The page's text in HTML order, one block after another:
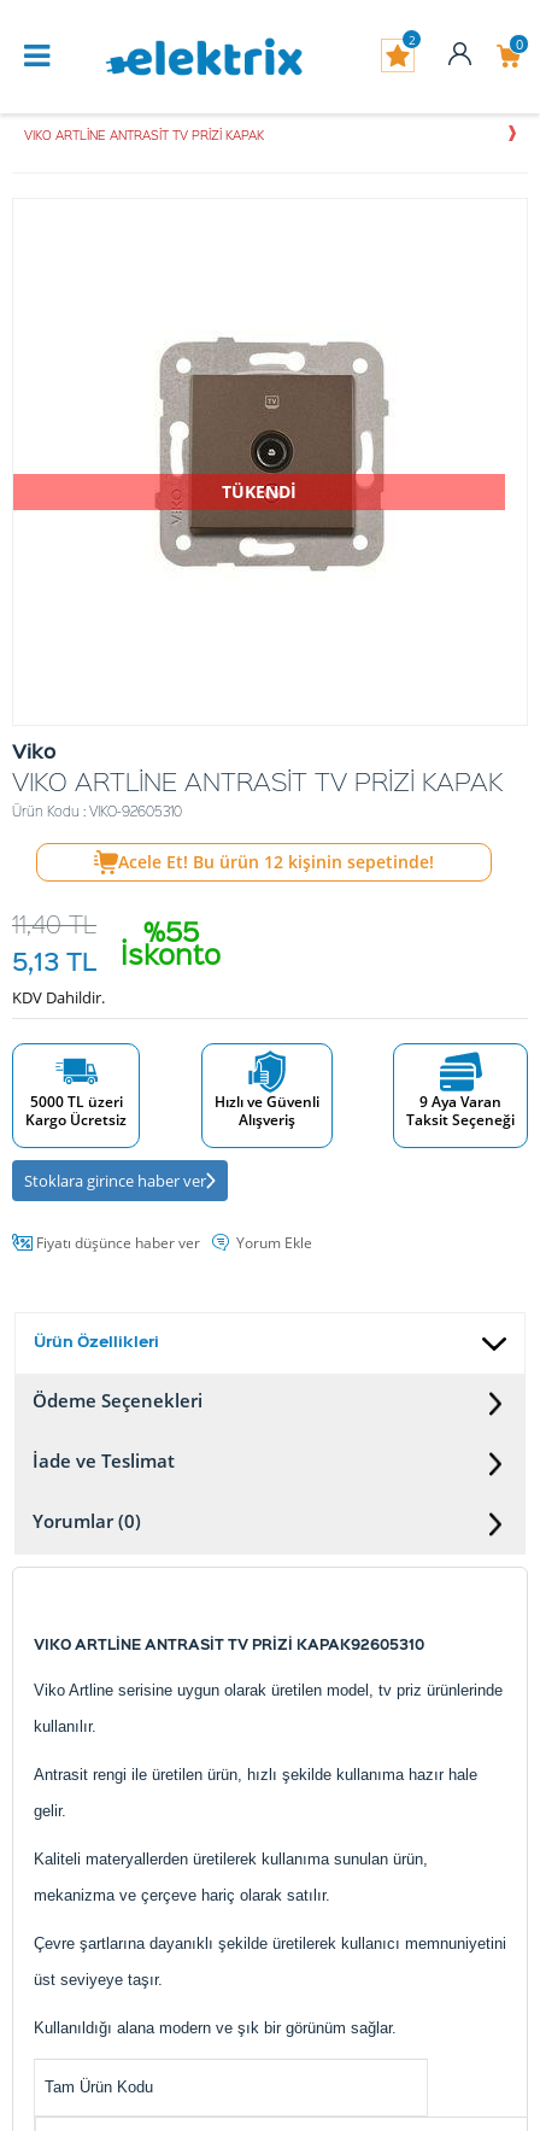
0
2
VIKO ARTLİNE ANTRASİT TV PRİZİ KAPAK
TÜKENDİ
Viko
VIKO ARTLİNE ANTRASİT TV PRİZİ KAPAK
Ürün Kodu : VIKO-92605310
Acele Et! Bu ürün 12 kişinin sepetinde!
%55
İskonto
11,40TL
5,13 TL
KDV Dahildir.
5000 TL üzeri
Kargo Ücretsiz
Hızlı ve Güvenli
Alışveriş
9 Aya Varan
Taksit Seçeneği
Stoklara girince haber ver
Fiyatı düşünce haber ver Yorum Ekle
Ürün Özellikleri
Ödeme Seçenekleri
İade ve Teslimat
Yorumlar (0)
VIKO ARTLİNE ANTRASİT TV PRİZİ KAPAK92605310
Viko Artline serisine uygun olarak üretilen model, tv priz ürünlerinde
kullanılır.
Antrasit rengi ile üretilen ürün, hızlı şekilde kullanıma hazır hale
gelir.
Kaliteli materyallerden üretilerek kullanıma sunulan ürün,
mekanizma ve çerçeve hariç olarak satılır.
Çevre şartlarına dayanıklı şekilde üretilerek kullanıcı memnuniyetini
üst seviyeye taşır.
Kullanıldığı alana modern ve şık bir görünüm sağlar.
Tam Ürün Kodu